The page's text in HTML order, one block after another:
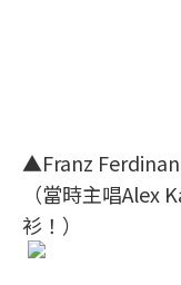
▲Franz
（當時主唱Alex
衫！）